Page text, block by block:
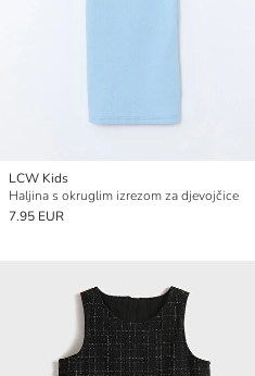
LCW Kids
Haljina s okruglim izrezom za djevojčice
7.95 EUR